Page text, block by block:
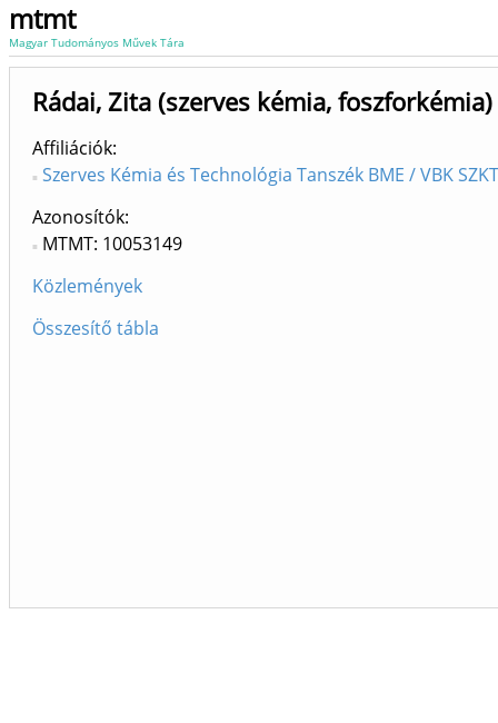
mtmt
Magyar Tudományos Művek Tára
Rádai, Zita (szerves kémia, foszforkémia)
Affiliációk
Szerves Kémia és Technológia Tanszék BME / VBK
Azonosítók
MTMT: 10053149
Közlemények
Összesítő tábla